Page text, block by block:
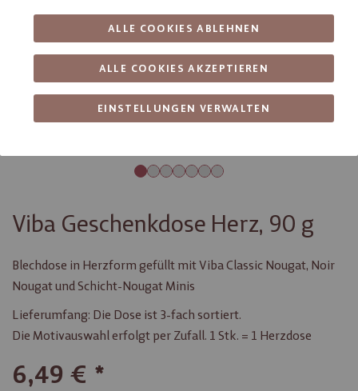
Viba Geschenkdose Herz, 90 g
6,49 €
Blechdose in Herzform gefüllt mit Viba Classic Nougat, Noir
Nougat und Schicht-Nougat Minis
Lieferumfang: Die Dose ist 3-fach sortiert.
Die Motivauswahl erfolgt per Zufall. 1 Stk. = 1 Herzdose
EINSTELLUNGEN VERWALTEN
ALLE COOKIES AKZEPTIEREN
ALLE COOKIES ABLEHNEN